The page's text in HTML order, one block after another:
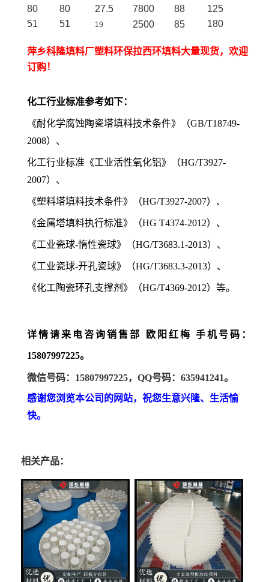
80
80 27.5 7800 88
125
51
51 19 2500 85 180
萍乡科隆填料厂塑料环保拉西环填料大量现货，欢迎
订购！
化工行业标准参考如下：
《耐化学腐蚀陶瓷塔填料技术条件》（GB/T18749-
2008）、
化工行业标准《工业活性氧化铝》（HG/T3927-
2007）、
《塑料塔填料技术条件》（HG/T3927-2007）、
《金属塔填料执行标准》（HG T4374-2012）、
《工业瓷球-惰性瓷球》（HG/T3683.1-2013）、
《工业瓷球-开孔瓷球》（HG/T3683.3-2013）、
《化工陶瓷环孔支撑剂》（HG/T4369-2012）等。
详情请来电咨询销售部 欧阳红梅 手机号码：
15807997225。
微信号码： 15807997225，QQ号码：635941241。
感谢您浏览本公司的网站，祝您生意兴隆、生活愉
快。
相关产品：